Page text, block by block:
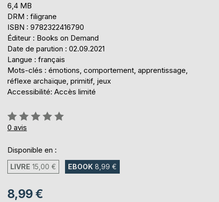
6,4 MB
DRM : filigrane
ISBN : 9782322416790
Éditeur : Books on Demand
Date de parution : 02.09.2021
Langue : français
Mots-clés : émotions, comportement, apprentissage,
réflexe archaïque, primitif, jeux
Accessibilité: Accès limité
Évaluation:
0%
0 avis
Disponible en :
LIVRE 15,00 € EBOOK 8,99 €
8,99 €